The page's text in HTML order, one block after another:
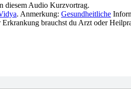
diesem Audio Kurzvortrag.
. Anmerkung: Gesundheitliche
Erkrankung brauchst du Arzt oder